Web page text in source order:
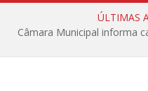
ÚLTIMAS